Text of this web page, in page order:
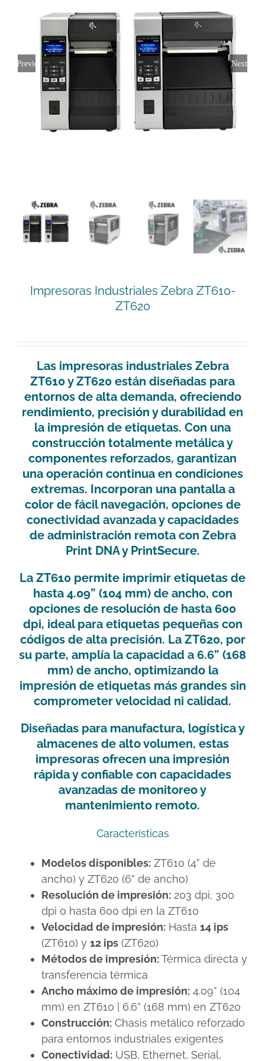
Previous Next
Impresoras Industriales Zebra ZT610-
ZT620
Las impresoras industriales Zebra
ZT610 y ZT620 están diseñadas para
entornos de alta demanda, ofreciendo
rendimiento, precisión y durabilidad en
la impresión de etiquetas. Con una
construcción totalmente metálicay
componentes reforzados, garantizan
una operación continua en condiciones
extremas. Incorporan una pantalla a
color de fácil navegación, opciones de
conectividad avanzada y capacidades
de administración remota con Zebra
Print DNA y PrintSecure.
La ZT610 permite imprimir etiquetas de
hasta 4.09” (104 mm) de ancho, con
opciones de resolución de hasta 600
dpi, ideal para etiquetas pequeñas con
códigos de alta precisión. La ZT620, por
su parte, amplía la capacidad a 6.6” (168
mm) de ancho, optimizando la
impresión de etiquetas más grandes sin
comprometer velocidad ni calidad.
Diseñadas para manufactura, logística y
almacenes de alto volumen, estas
impresoras ofrecen una impresión
rápida y confiable con capacidades
avanzadas de monitoreo y
mantenimiento remoto.
Características
Modelos disponibles: ZT610 (4” de
ancho) y ZT620 (6” de ancho)
Resolución de impresión: 203 dpi, 300
dpi o hasta 600 dpi en la ZT610
Velocidad de impresión: Hasta 14 ips
(ZT610) y 12 ips (ZT620)
Métodos de impresión:Térmica directa y
transferencia térmica
Ancho máximo de impresión: 4.09” (104
mm) en ZT610 | 6.6” (168 mm) en ZT620
Construcción: Chasis metálico reforzado
para entornos industriales exigentes
Conectividad: USB, Ethernet, Serial,